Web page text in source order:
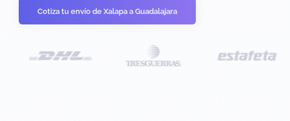
Cotiza tu envío de Xalapa a Guadalajara